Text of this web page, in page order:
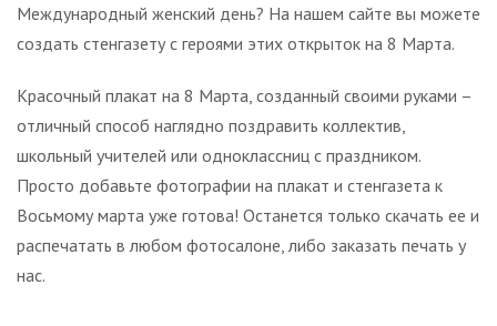
Международный женский день? На нашем сайте вы можете
создать стенгазету с героями этих открыток на 8 Марта.
Красочный плакат на 8 Марта, созданный своими руками –
отличный способ наглядно поздравить коллектив,
школьный учителей или одноклассниц с праздником.
Просто добавьте фотографии на плакат и стенгазета к
Восьмому марта уже готова! Останется только скачать ее и
распечатать в любом фотосалоне, либо заказать печать у
нас.